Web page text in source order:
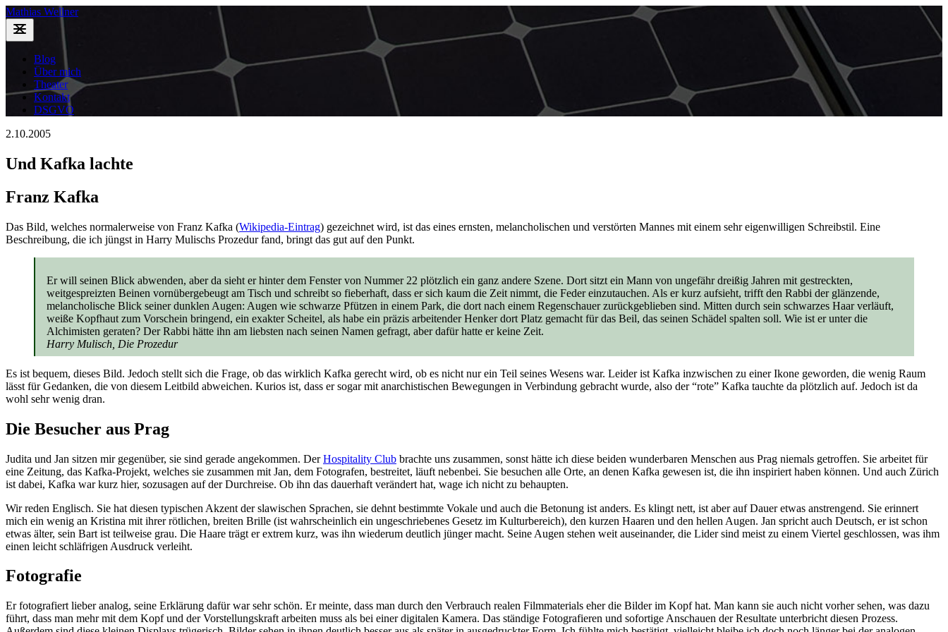
Mathias Wellner
Blog
Über mich
Theater
Kontakt
DSGVO
2.10.2005
Und Kafka lachte
Franz Kafka
Das Bild, welches normalerweise von Franz Kafka (Wikipedia-Eintrag) gezeichnet wird, ist das eines ernsten, melancholischen und verstörten Mannes mit einem sehr eigenwilligen Schreibstil. Eine
Beschreibung, die ich jüngst in Harry Mulischs Prozedur fand, bringt das gut auf den Punkt.
Er will seinen Blick abwenden, aber da sieht er hinter dem Fenster von Nummer 22 plötzlich ein ganz andere Szene. Dort sitzt ein Mann von ungefähr dreißig Jahren mit gestreckten,
weitgespreizten Beinen vornübergebeugt am Tisch und schreibt so fieberhaft, dass er sich kaum die Zeit nimmt, die Feder einzutauchen. Als er kurz aufsieht, trifft den Rabbi der glänzende,
melancholische Blick seiner dunklen Augen: Augen wie schwarze Pfützen in einem Park, die dort nach einem Regenschauer zurückgeblieben sind. Mitten durch sein schwarzes Haar verläuft,
weiße Kopfhaut zum Vorschein bringend, ein exakter Scheitel, als habe ein präzis arbeitender Henker dort Platz gemacht für das Beil, das seinen Schädel spalten soll. Wie ist er unter die
Alchimisten geraten? Der Rabbi hätte ihn am liebsten nach seinen Namen gefragt, aber dafür hatte er keine Zeit.
Harry Mulisch, Die Prozedur
Es ist bequem, dieses Bild. Jedoch stellt sich die Frage, ob das wirklich Kafka gerecht wird, ob es nicht nur ein Teil seines Wesens war. Leider ist Kafka inzwischen zu einer Ikone geworden, die wenig Raum
lässt für Gedanken, die von diesem Leitbild abweichen. Kurios ist, dass er sogar mit anarchistischen Bewegungen in Verbindung gebracht wurde, also der “rote” Kafka tauchte da plötzlich auf. Jedoch ist da
wohl sehr wenig dran.
Die Besucher aus Prag
Judita und Jan sitzen mir gegenüber, sie sind gerade angekommen. DerHospitality Club brachte uns zusammen, sonst hätte ich diese beiden wunderbaren Menschen aus Prag niemals getroffen. Sie arbeitet für
eine Zeitung, das Kafka-Projekt, welches sie zusammen mit Jan, dem Fotografen, bestreitet, läuft nebenbei. Sie besuchen alle Orte, an denen Kafka gewesen ist, die ihn inspiriert haben können. Und auch Zürich
ist dabei, Kafka war kurz hier, sozusagen auf der Durchreise. Ob ihn das dauerhaft verändert hat, wage ich nicht zu behaupten.
Wir reden Englisch. Sie hat diesen typischen Akzent der slawischen Sprachen, sie dehnt bestimmte Vokale und auch die Betonung ist anders. Es klingt nett, ist aber auf Dauer etwas anstrengend. Sie erinnert
mich ein wenig an Kristina mit ihrer rötlichen, breiten Brille (ist wahrscheinlich ein ungeschriebenes Gesetz im Kulturbereich), den kurzen Haaren und den hellen Augen. Jan spricht auch Deutsch, er ist schon
etwas älter, sein Bart ist teilweise grau. Die Haare trägt er extrem kurz, was ihn wiederum deutlich jünger macht. Seine Augen stehen weit auseinander, die Lider sind meist zu einem Viertel geschlossen, was ihm
einen leicht schläfrigen Ausdruck verleiht.
Fotografie
Er fotografiert lieber analog, seine Erklärung dafür war sehr schön. Er meinte, dass man durch den Verbrauch realen Filmmaterials eher die Bilder im Kopf hat. Man kann sie auch nicht vorher sehen, was dazu
führt, dass man mehr mit dem Kopf und der Vorstellungskraft arbeiten muss als bei einer digitalen Kamera. Das ständige Fotografieren und sofortige Anschauen der Resultate unterbricht diesen Prozess.